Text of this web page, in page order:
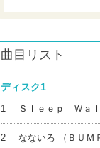
曲目リスト
ディスク1
1 Ｓｌｅｅｐ Ｗａ
2 なないろ （ＢＵ